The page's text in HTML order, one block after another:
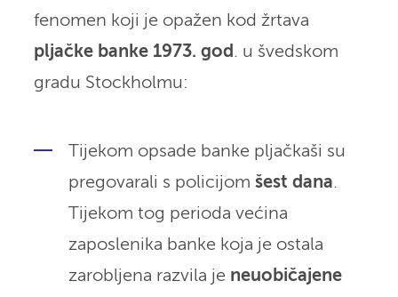
fenomen koji je opažen kod žrtava
pljačke banke 1973. god . u švedskom
gradu Stockholmu:
Tijekom opsade banke pljačkaši su
pregovarali s policijom šest dana.
Tijekom tog perioda većina
zaposlenika banke koja je ostala
zarobljena razvila je neuobičajene